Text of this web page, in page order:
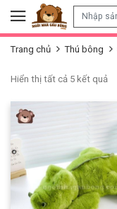
Skip to content
Trang chủ Thú bông
Hiển thị tất cả 5 kết quả